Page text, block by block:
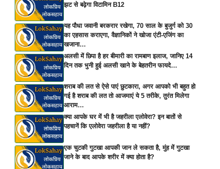
झट से बढ़ेगा विटामिन B12
यह पौधा जवानी बरकरार रखेगा, 70 साल के बुजुर्ग को 30
का एहसास कराएगा, वैज्ञानिकों ने खोजा एंटी-एजिंग का
खजाना…
अलसी में छिपा है हर बीमारी का रामबाण इलाज, जानिए 14
दिन तक भुनी हुई अलसी खाने के बेहतरीन फायदे…
शराब की लत से ऐसे पाएं छुटकारा, अगर आपको भी बहुत हो
गई है शराब की लत तो आजमाएं ये 5 तरीके, तुरंत मिलेगा
आराम…
क्या आपके घर में भी है जहरीला एलोवेरा? इन बातों से
पहचानें कि एलोवेरा जहरीला है या नहीं?
एक चुटकी गुटखा आपकी जान ले सकता है, मुंह में गुटखा
जाने के बाद आपके शरीर में क्या होता है?